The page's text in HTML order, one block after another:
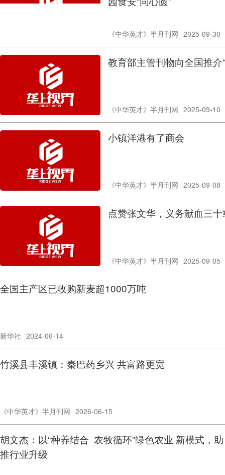
《中华英才》半月刊网 2025-09-30
教育部主管刊物向全国推
《中华英才》半月刊网 2025-09-10
小镇洋港有了商会
《中华英才》半月刊网 2025-09-08
点赞张文华，义务献血三
《中华英才》半月刊网 2025-09-05
全国主产区已收购新麦超1000万吨
新华社 2024-06-14
竹溪县丰溪镇：秦巴药乡兴 共富路更宽
《中华英才》半月刊网 2026-06-15
胡文杰：以“种养结合 农牧循环”绿色农业 新模式，助
推行业升级